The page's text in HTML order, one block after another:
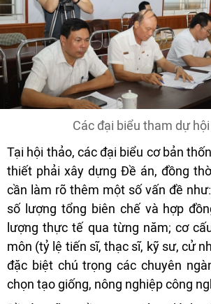
Các đại biểu tham dự
Tại hội thảo, các đại biểu cơ bản
thiết phải xây dựng Đề án, đồng
cần làm rõ thêm một số vấn đề
số lượng tổng biên chế và hợp
lượng thực tế qua từng năm; cơ
môn (tỷ lệ tiến sĩ, thạc sĩ, kỹ sư, cử
đặc biệt chú trọng các chuyên
chọn tạo giống, nông nghiệp công